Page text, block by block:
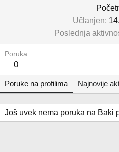
Učlanjen
Poslednja
Poruka
0
Poruke na profilima Najnovije
Još uvek nema poruka na Baki